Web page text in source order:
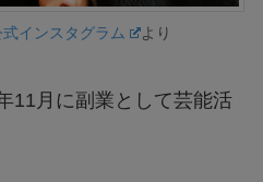
インスタグラム より
11月に副業として芸能活